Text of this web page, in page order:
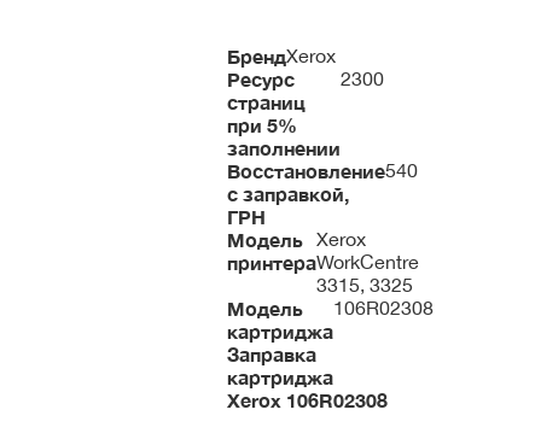
БрендXerox
Ресурс
страниц
при 5%
заполнении
2300
Восстановление
с заправкой,
ГРН
540
Модель
принтера
Xerox
WorkCentre
3315, 3325
Модель
картриджа
106R02308
Заправка
картриджа
Xerox 106R02308